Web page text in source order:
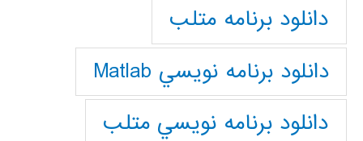
دانلود برنامه متلب
دانلود برنامه نويسي Matlab
دانلود برنامه نويسي متلب